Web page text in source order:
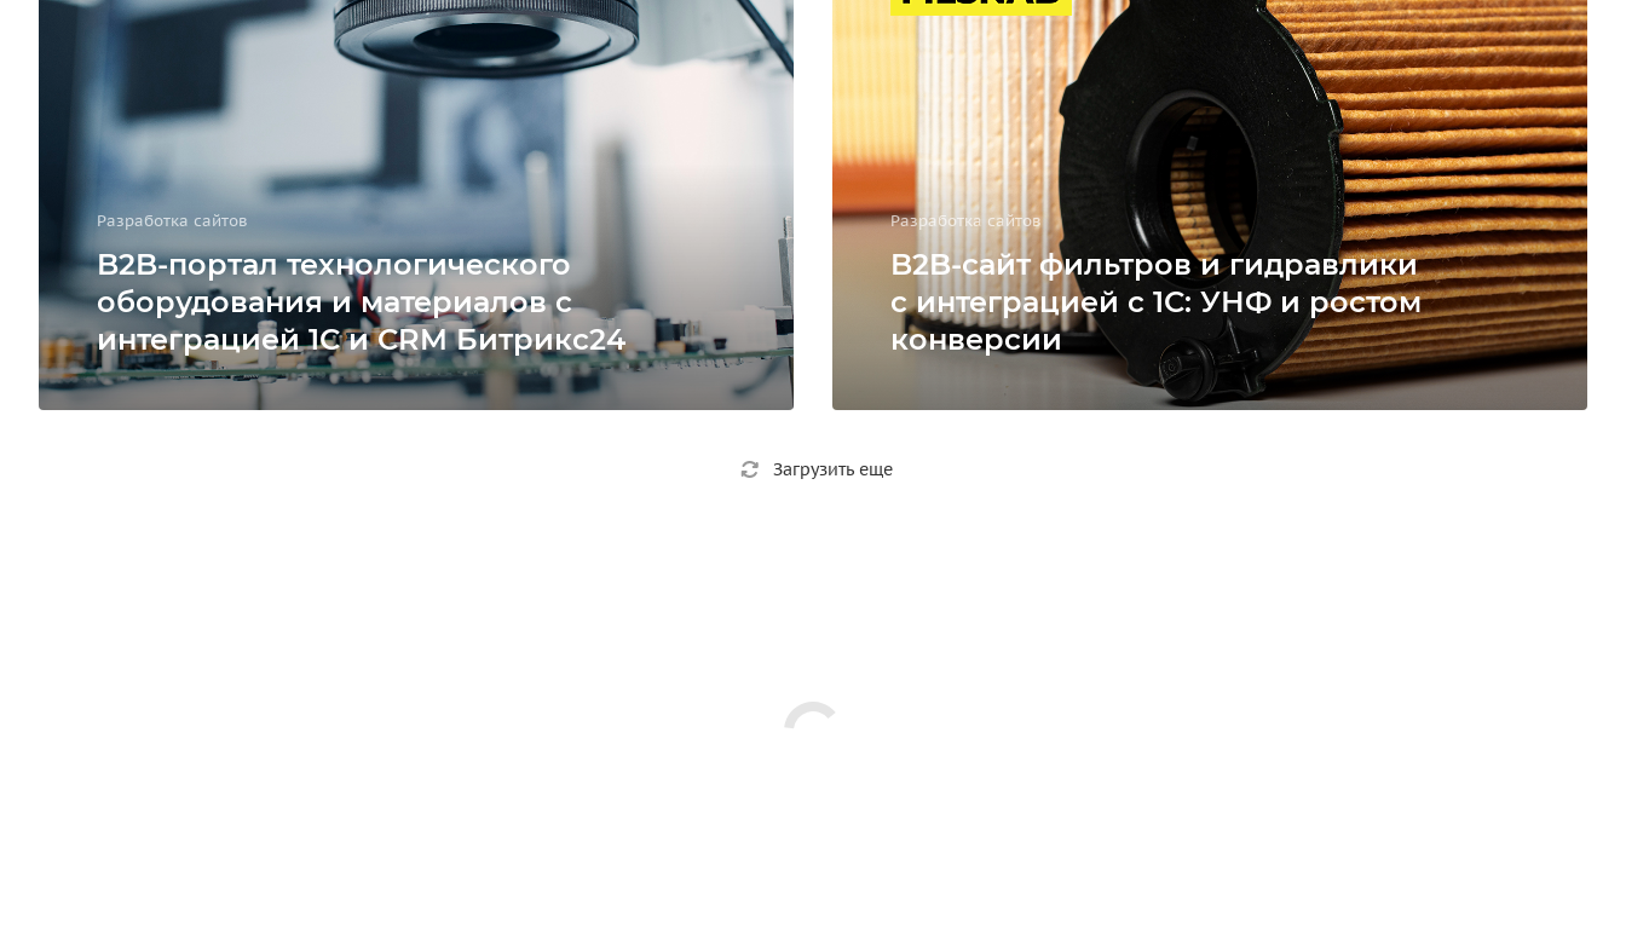
Разработка сайтов
B2B-портал технологического
оборудования и материалов с
интеграцией 1С и CRM Битрикс24
Разработка сайтов
B2B-сайт фильтров и гидравлики
с интеграцией с 1С: УНФ и ростом
конверсии
Загрузить еще